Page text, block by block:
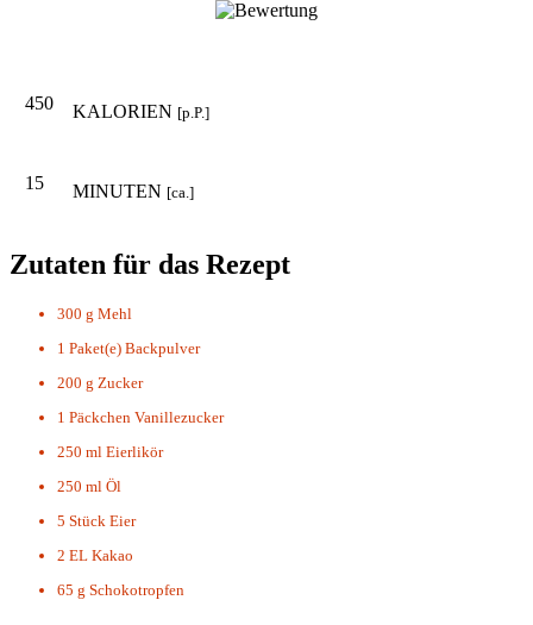
450 KALORIEN [p.P.]
15 MINUTEN [ca.]
Zutaten für das Rezept
300 g Mehl
1 Paket(e) Backpulver
200 g Zucker
1 Päckchen Vanillezucker
250 ml Eierlikör
250 ml Öl
5 Stück Eier
2 EL Kakao
65 g Schokotropfen